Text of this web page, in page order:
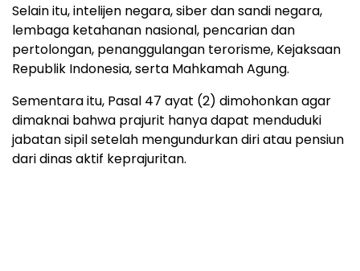
Selain itu, intelijen negara, siber dan sandi negara,
lembaga ketahanan nasional, pencarian dan
pertolongan, penanggulangan terorisme, Kejaksaan
Republik Indonesia, serta Mahkamah Agung.
Sementara itu, Pasal 47 ayat (2) dimohonkan agar
dimaknai bahwa prajurit hanya dapat menduduki
jabatan sipil setelah mengundurkan diri atau pensiun
dari dinas aktif keprajuritan.